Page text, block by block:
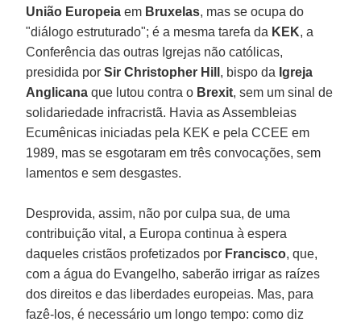
União Europeia em Bruxelas, mas se ocupa do
"diálogo estruturado"; é a mesma tarefa da KEK, a
Conferência das outras Igrejas não católicas,
presidida porSir Christopher Hill , bispo da Igreja
Anglicana que lutou contra o Brexit, sem um sinal de
solidariedade infracristã. Havia as Assembleias
Ecumênicas iniciadas pela KEK e pela CCEE em
1989, mas se esgotaram em três convocações, sem
lamentos e sem desgastes.
Desprovida, assim, não por culpa sua, de uma
contribuição vital, a Europa continua à espera
daqueles cristãos profetizados por Francisco, que,
com a água do Evangelho, saberão irrigar as raízes
dos direitos e das liberdades europeias. Mas, para
fazê-los, é necessário um longo tempo: como diz